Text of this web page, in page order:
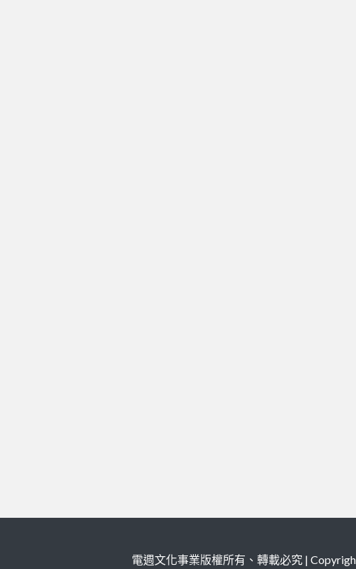
電週文化事業版權所有、轉載必究 |